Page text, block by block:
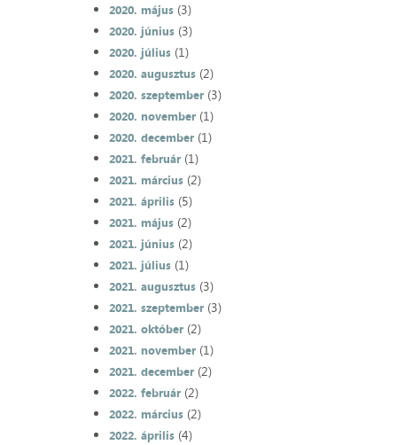
2020. május(3)
2020. június(3)
2020. július(1)
2020. augusztus(2)
2020. szeptember(3)
2020. november(1)
2020. december(1)
2021. február(1)
2021. március(2)
2021. április(5)
2021. május(2)
2021. június(2)
2021. július(1)
2021. augusztus(3)
2021. szeptember(3)
2021. október(2)
2021. november(1)
2021. december(2)
2022. február(2)
2022. március(2)
2022. április(4)